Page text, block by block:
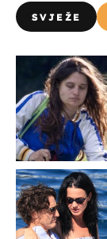
SVJEŽE